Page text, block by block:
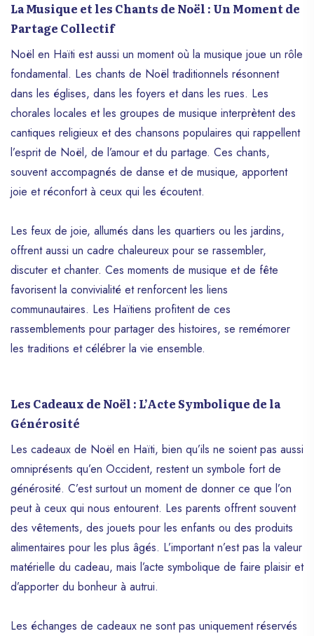
éléments pour mieux comprendre cette
célébration : Signification des Guédés: Les
le panthéon vaudou. Ils symbolisent la
transition entre la vie et l’au-delà. Différents
noms sont attribués à ces esprits : Papa
Guédé, Guédé Nibo, Guédé Masaka,
Guédé fouillé, Guédé plumage. Dans la
conception vaudou, les Guédés
maintiennent un rapport harmonieux avec
les morts. Rituel de la Fête des Guédés:
Les vodouisants nettoient les tombes et
apportent des fleurs pour honorer la
chantent au rythme des musiques du
vodou et du rara. Des vèvè (symboles
sacrés) sont tracés pour invoquer les
esprits. La couleur noire, symbole du
dans le monde vaudou. Le mauve violet
évoque la transformation, et le blanc
symbolise la pureté. Relation avec les
organisent des journées de prières pour
chasser les « mauvais esprits ». Les
car leur foi leur enseigne que les défunts
sont accueillis par le Seigneur. En somme,
la fête des Guédés est un moment crucial
pour les vodouisants, marquant le retour
temporaire des esprits dans l’univers du
vodou. Elle témoigne du respect envers
les morts et fait partie intégrante de la
culture haïtienne
La Musique et les Chants de Noël : Un Moment de
Partage Collectif
Noël en Haïti est aussi un moment où la musique joue un rôle
fondamental. Les chants de Noël traditionnels résonnent
dans les églises, dans les foyers et dans les rues. Les
chorales locales et les groupes de musique interprètent des
cantiques religieux et des chansons populaires qui rappellent
l’esprit de Noël, de l’amour et du partage. Ces chants,
souvent accompagnés de danse et de musique, apportent
joie et réconfort à ceux qui les écoutent.
Les feux de joie, allumés dans les quartiers ou les jardins,
offrent aussi un cadre chaleureux pour se rassembler,
discuter et chanter. Ces moments de musique et de fête
favorisent la convivialité et renforcent les liens
communautaires. Les Haïtiens profitent de ces
rassemblements pour partager des histoires, se remémorer
les traditions et célébrer la vie ensemble.
Les Cadeaux de Noël : L’Acte Symbolique de la
Générosité
Les cadeaux de Noël en Haïti, bien qu’ils ne soient pas aussi
omniprésents qu’en Occident, restent un symbole fort de
générosité. C’est surtout un moment de donner ce que l’on
peut à ceux qui nous entourent. Les parents offrent souvent
des vêtements, des jouets pour les enfants ou des produits
alimentaires pour les plus âgés. L’important n’est pas la valeur
matérielle du cadeau, mais l’acte symbolique de faire plaisir et
d’apporter du bonheur à autrui.
Les échanges de cadeaux ne sont pas uniquement réservés